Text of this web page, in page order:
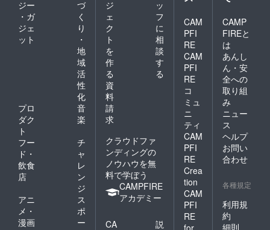
ジー
・ガ
ジェ
ット
づ
く
り
・
地
域
活
性
化
プロ
ダク
ト
音
楽
フー
ド・
飲食
店
チ
ャ
レ
ン
ジ
アニ
メ・
漫画
ス
ポ
ー
ジ
ェ
ク
ト
を
作
る
ッ
フ
に
相
談
す
る
資
料
請
求
クラウドファ
ンディングの
ノウハウを無
料で学ぼう
CAMPFIRE
アカデミー
CA
説
CAM
PFI
RE
CAM
PFI
RE
コ
ミュ
ニ
ティ
CAM
PFI
RE
Crea
tion
CAM
PFI
RE
CAMP
FIREと
は
あんし
ん・安
全への
取り組
み
ニュー
ス
ヘルプ
お問い
合わせ
各種規定
利用規
約
細則